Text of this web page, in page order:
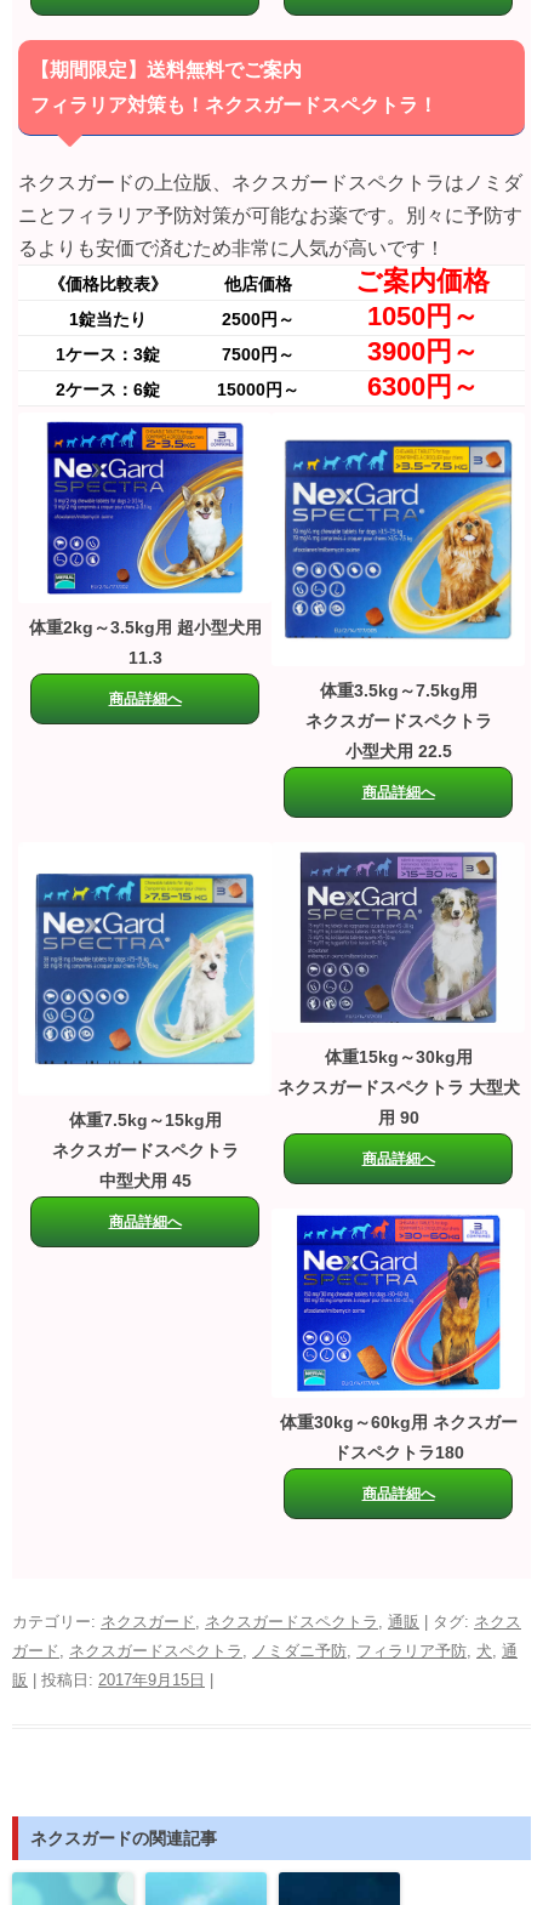
【期間限定】送料無料でご案内
フィラリア対策も！ネクスガードスペクトラ！
ネクスガードの上位版、ネクスガードスペクトラはノミダ
ニとフィラリア予防対策が可能なお薬です。別々に予防す
るよりも安価で済むため非常に人気が高いです！
《価格比較表》 他店価格 ご案内価格
1錠当たり 2500円～ 1050円～
1ケース：3錠 7500円～ 3900円～
2ケース：6錠 15000円～ 6300円～
体重2kg～3.5kg用 超小型犬用
11.3
商品詳細へ
体重3.5kg～7.5kg用
ネクスガードスペクトラ
小型犬用 22.5
商品詳細へ
体重7.5kg～15kg用
ネクスガードスペクトラ
中型犬用 45
商品詳細へ
体重15kg～30kg用
ネクスガードスペクトラ 大型犬
用 90
商品詳細へ
体重30kg～60kg用 ネクスガー
ドスペクトラ180
商品詳細へ
カテゴリー: ネクスガード , ネクスガードスペクトラ , 通販 | タグ: ネクス
ガード , ネクスガードスペクトラ , ノミダニ予防, フィラリア予防, 犬, 通
販
| 投稿日: 2017年9月15日
ネクスガードの関連記事